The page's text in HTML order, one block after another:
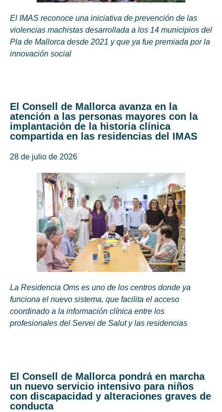
El IMAS reconoce una iniciativa de prevención de las
violencias machistas desarrollada a los 14 municipios del
Pla de Mallorca desde 2021 y que ya fue premiada por la
innovación social
El Consell de Mallorca avanza en la
atención a las personas mayores con la
implantación de la historia clínica
compartida en las residencias del IMAS
28 de julio de 2026
La Residencia Oms es uno de los centros donde ya
funciona el nuevo sistema, que facilita el acceso
coordinado a la información clínica entre los
profesionales del Servei de Salut y las residencias
El Consell de Mallorca pondrá en marcha
un nuevo servicio intensivo para niños
con discapacidad y alteraciones graves de
conducta